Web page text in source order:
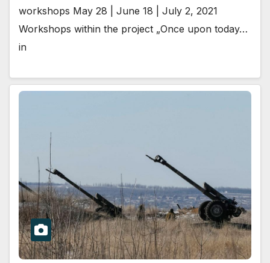
workshops May 28 | June 18 | July 2, 2021
Workshops within the project „Once upon today…
in